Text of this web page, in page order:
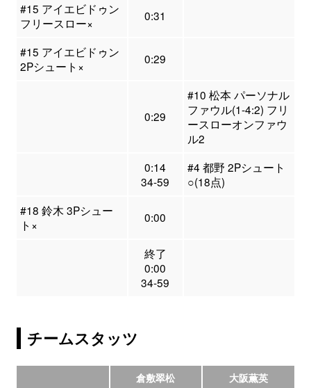
#15 アイエビドゥン
フリースロー×
0:31
#15 アイエビドゥン
2Pシュート×
0:29
0:29
#10 松本 パーソナル
ファウル(1-4:2) フリ
ースローオンファウ
ル2
0:14
34-59
#4 都野 2Pシュート
○(18点)
#18 鈴木 3Pシュー
ト×
0:00
終了
0:00
34-59
チームスタッツ
倉敷翠松 大阪薫英